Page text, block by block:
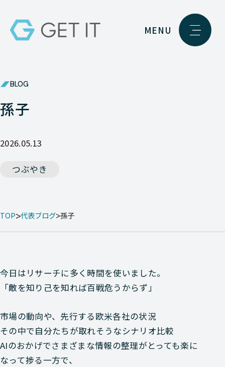
MENU
BLOG
孫子
2026.05.13
つぶやき
TOP 代表ブログ 孫子
今日はリサーチに多く時間を使いました。
「敵を知り己を知れば百戦危うからず」
市場の動向や、先行する欧米各社の状況
その中で自分たちが取れそうなシナリオ比較
AIのおかげでさまざまな情報の整理がとっても楽に
なって捗る一方で、